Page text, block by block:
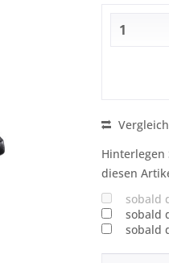
Hinterlegen
diesen
sobald
sobald
sobald